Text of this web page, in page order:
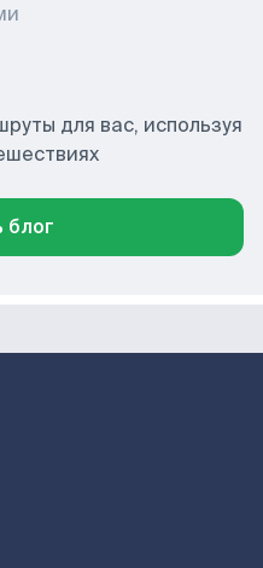
для вас, используя
блог